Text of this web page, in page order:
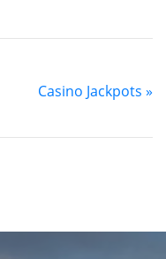
Casino Jackpots »